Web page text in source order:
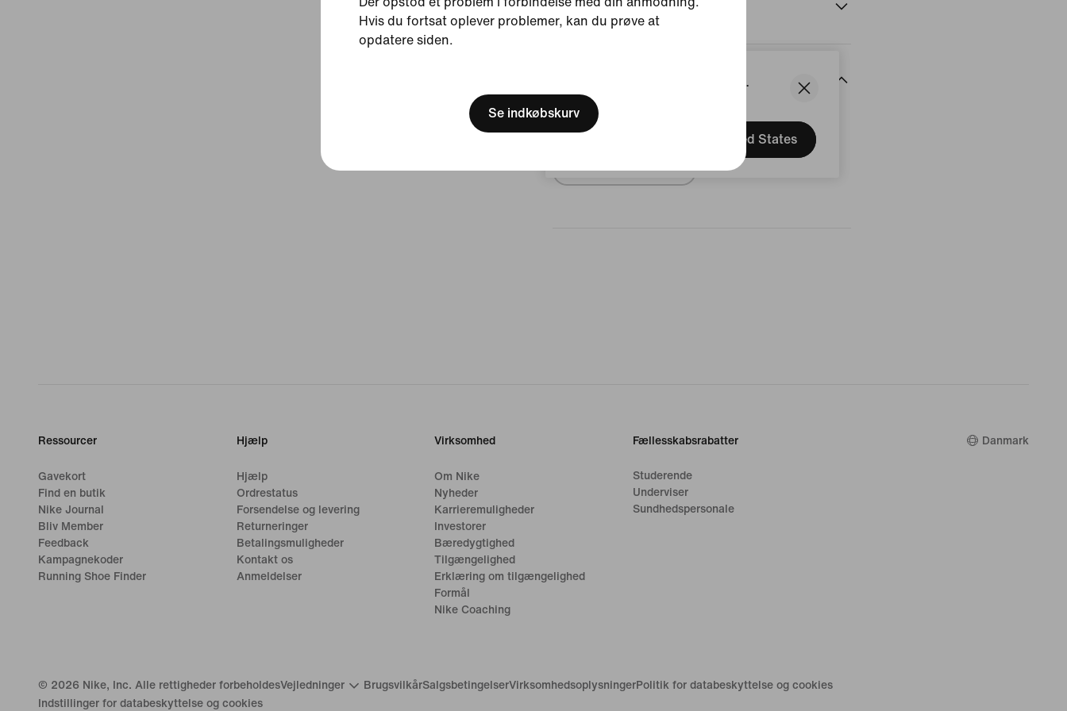
We think you are in United States.
Update your location?
United States
Hvis du fortsat oplever problemer, kan du prøve at
opdatere siden.
Se indkøbskurv
Størrelse og pasform
Ingen anmeldelser
Skriv en anmeldelse
Ressourcer
Gavekort
Find en butik
Nike Journal
Bliv Member
Feedback
Kampagnekoder
Running Shoe Finder
Hjælp
Hjælp
Ordrestatus
Forsendelse og levering
Returneringer
Betalingsmuligheder
Kontakt os
Anmeldelser
Virksomhed
Om Nike
Nyheder
Karrieremuligheder
Investorer
Bæredygtighed
Tilgængelighed
Erklæring om tilgængelighed
Formål
Nike Coaching
Fællesskabsrabatter
Studerende
Underviser
Sundhedspersonale
Danmark
© 2026 Nike, Inc. Alle rettigheder forbeholdesVejledninger BrugsvilkårSalgsbetingelserVirksomhedsoplysningerPolitik for databeskyttelse og cookies
Indstillinger for databeskyttelse og cookies